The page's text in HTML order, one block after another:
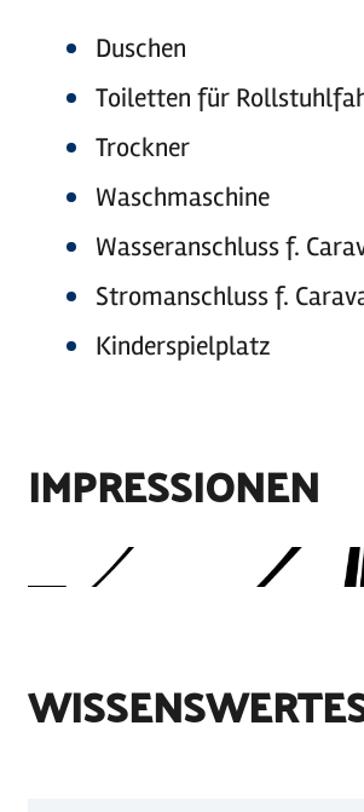
Duschen
Toiletten für
Trockner
Waschmaschine
Wasseranschluss f.
Stromanschluss f.
Kinderspielplatz
IMPRESSIONEN